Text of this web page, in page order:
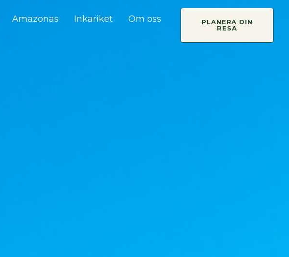
Amazonas Inkariket Om oss
PLANERA DIN
RESA